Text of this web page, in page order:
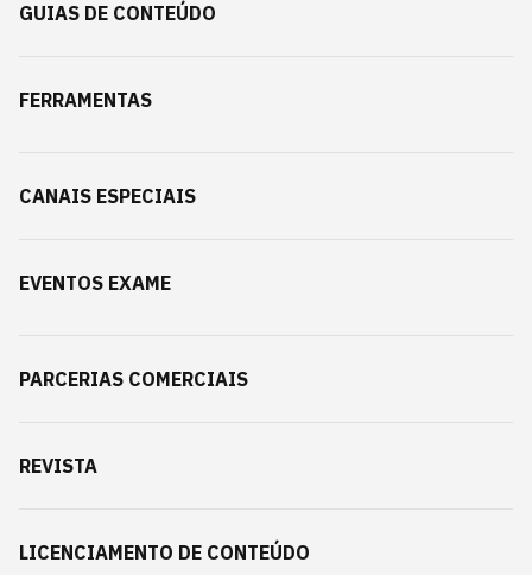
GUIAS DE CONTEÚDO
FERRAMENTAS
CANAIS ESPECIAIS
EVENTOS EXAME
PARCERIAS COMERCIAIS
REVISTA
LICENCIAMENTO DE CONTEÚDO